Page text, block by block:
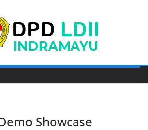
Showcase